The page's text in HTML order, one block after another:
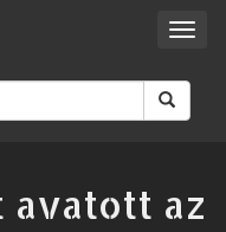
avatott az